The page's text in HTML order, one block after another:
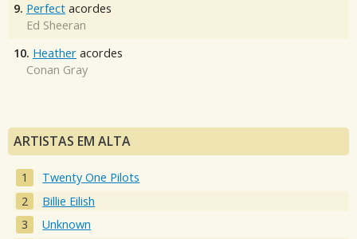
9. Perfect acordes
Ed Sheeran
10. Heather acordes
Conan Gray
ARTISTAS EM ALTA
Twenty One Pilots
Billie Eilish
Unknown